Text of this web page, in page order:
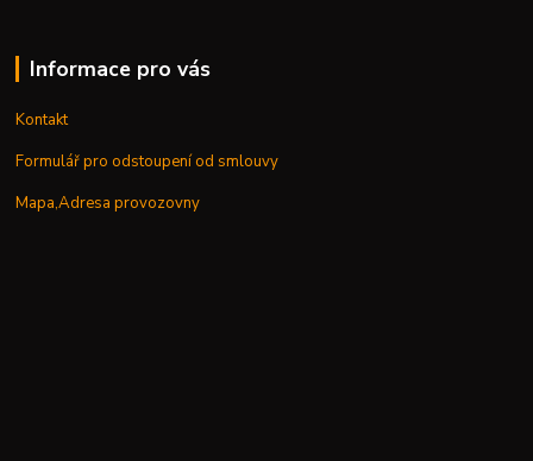
Informace pro vás
Kontakt
Formulář pro odstoupení od smlouvy
Mapa,Adresa provozovny